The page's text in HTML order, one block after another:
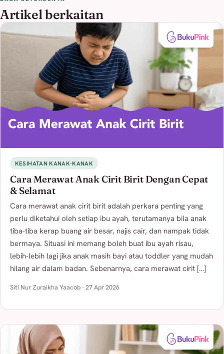
Artikel berkaitan
KESIHATAN KANAK-KANAK
Cara Merawat Anak Cirit Birit Dengan Cepat
& Selamat
Cara merawat anak cirit birit adalah perkara penting yang
perlu diketahui oleh setiap ibu ayah, terutamanya bila anak
tiba-tiba kerap buang air besar, najis cair, dan nampak tidak
bermaya. Situasi ini memang boleh buat ibu ayah risau,
lebih-lebih lagi jika anak masih bayi atau toddler yang mudah
hilang air dalam badan. Sebenarnya, cara merawat cirit […]
Siti Nur Zuraikha Yaacob · 27 Apr 2026